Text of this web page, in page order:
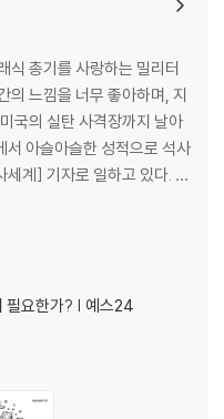
식 총기를 사랑하는 밀리터
의 느낌을 너무 좋아하며, 지
국의 실탄 사격장까지 날아
서 아슬아슬한 성적으로 석사
계] 기자로 일하고 있다. 2
출연하여 ‘샤를 세환’이
수많은 전쟁에 쓰인 다양
밀톡] ‘시
필요한가? | 예스24